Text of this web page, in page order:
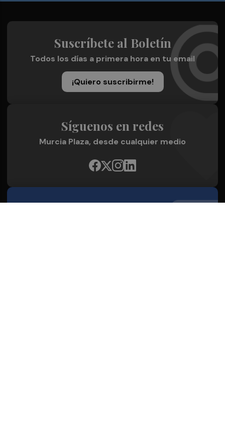
Suscríbete al Boletín
Todos los días a primera hora en tu email
¡Quiero suscribirme!
Síguenos en redes
Murcia Plaza, desde cualquier medio